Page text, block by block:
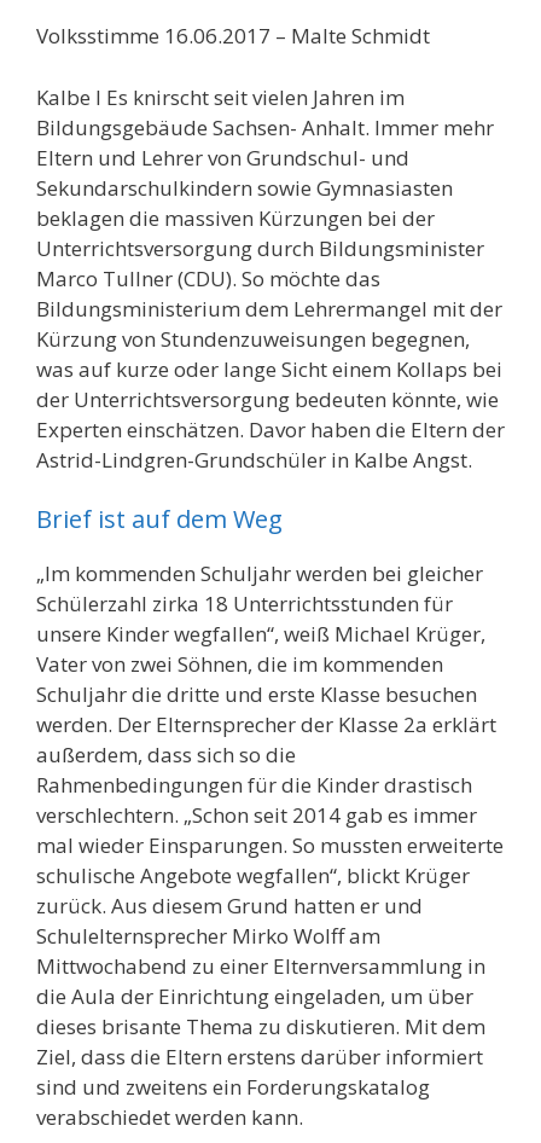
Volksstimme 16.06.2017 – Malte Schmidt
Kalbe l Es knirscht seit vielen Jahren im
Bildungsgebäude Sachsen- Anhalt. Immer mehr
Eltern und Lehrer von Grundschul- und
Sekundarschulkindern sowie Gymnasiasten
beklagen die massiven Kürzungen bei der
Unterrichtsversorgung durch Bildungsminister
Marco Tullner (CDU). So möchte das
Bildungsministerium dem Lehrermangel mit der
Kürzung von Stundenzuweisungen begegnen,
was auf kurze oder lange Sicht einem Kollaps bei
der Unterrichtsversorgung bedeuten könnte, wie
Experten einschätzen. Davor haben die Eltern der
Astrid-Lindgren-Grundschüler in Kalbe Angst.
Brief ist auf dem Weg
„Im kommenden Schuljahr werden bei gleicher
Schülerzahl zirka 18 Unterrichtsstunden für
unsere Kinder wegfallen“, weiß Michael Krüger,
Vater von zwei Söhnen, die im kommenden
Schuljahr die dritte und erste Klasse besuchen
werden. Der Elternsprecher der Klasse 2a erklärt
außerdem, dass sich so die
Rahmenbedingungen für die Kinder drastisch
verschlechtern. „Schon seit 2014 gab es immer
mal wieder Einsparungen. So mussten erweiterte
schulische Angebote wegfallen“, blickt Krüger
zurück. Aus diesem Grund hatten er und
Schulelternsprecher Mirko Wolff am
Mittwochabend zu einer Elternversammlung in
die Aula der Einrichtung eingeladen, um über
dieses brisante Thema zu diskutieren. Mit dem
Ziel, dass die Eltern erstens darüber informiert
sind und zweitens ein Forderungskatalog
verabschiedet werden kann.